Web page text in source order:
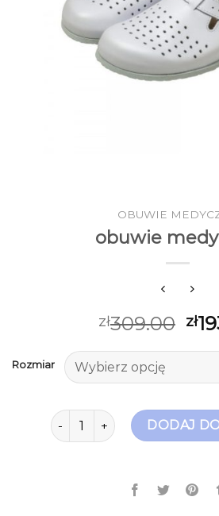
OBUWIE
obuwie
zł309.00 zł
Rozmiar
ilość obuwie medyczne
DODAJ